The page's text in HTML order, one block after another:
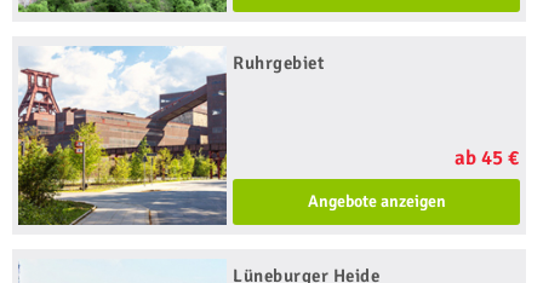
Ruhrgebiet
ab 45 €
Angebote anzeigen
Lüneburger Heide